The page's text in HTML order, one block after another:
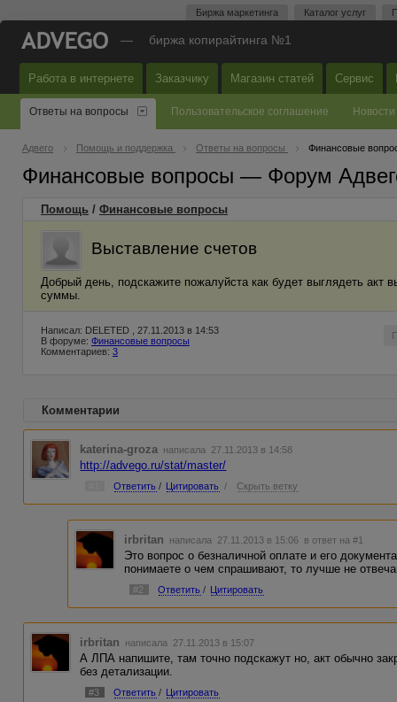
Биржа маркетинга Каталог услуг
— биржа копирайтинга №1
Работа в интернете Заказчику Магазин статей Сервис
Ответы на вопросы Пользовательское соглашение Новости
Адвего Помощь и поддержка Ответы на вопросы Финансовые
Финансовые вопросы — Форум
Помощь / Финансовые вопросы
Выставление счетов
Добрый день, подскажите пожалуйста как будет выглядеть акт
суммы.
Написал: DELETED , 27.11.2013 в 14:53
В форуме: Финансовые вопросы
Комментариев: 3
Комментарии
katerina-groza написала 27.11.2013 в 14:58
http://advego.ru/stat/master/
Ответить / Цитировать / Скрыть ветку
irbritan написала 27.11.2013 в 15:06 в ответ на #1
Это вопрос о безналичной оплате и его
понимаете о чем спрашивают, то лучше не
#2 Ответить / Цитировать
irbritan написала 27.11.2013 в 15:07
А ЛПА напишите, там точно подскажут но, акт обычно
без детализации.
#3 Ответить / Цитировать